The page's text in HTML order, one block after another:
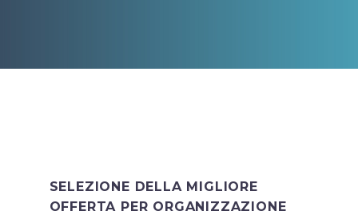
SELEZIONE DELLA MIGLIORE
OFFERTA PER ORGANIZZAZIONE